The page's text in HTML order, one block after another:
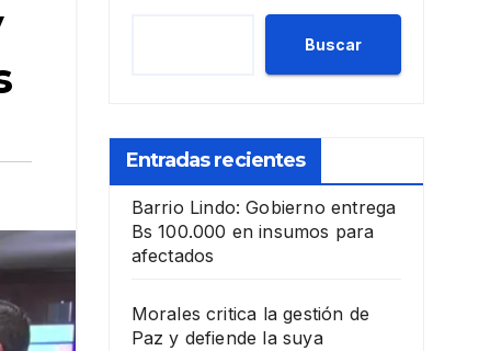
Buscar
Entradas recientes
Barrio Lindo: Gobierno entrega
Bs 100.000 en insumos para
afectados
Morales critica la gestión de
Paz y defiende la suya